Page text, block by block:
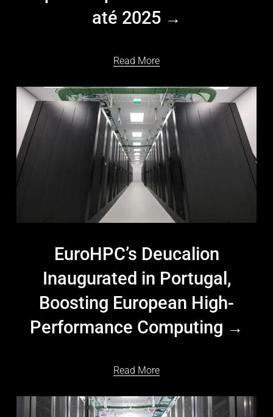
até 2025
Read More
EuroHPC’s Deucalion
Inaugurated in Portugal,
Boosting European High-
Performance Computing
Read More